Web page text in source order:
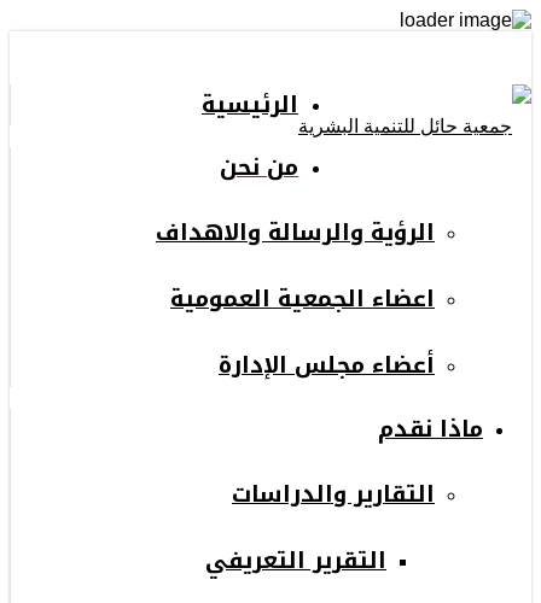
الرئيسية
من نحن
الرؤية والرسالة والاهداف
اعضاء الجمعية العمومية
أعضاء مجلس الإدارة
ماذا نقدم
التقارير والدراسات
التقرير التعريفي